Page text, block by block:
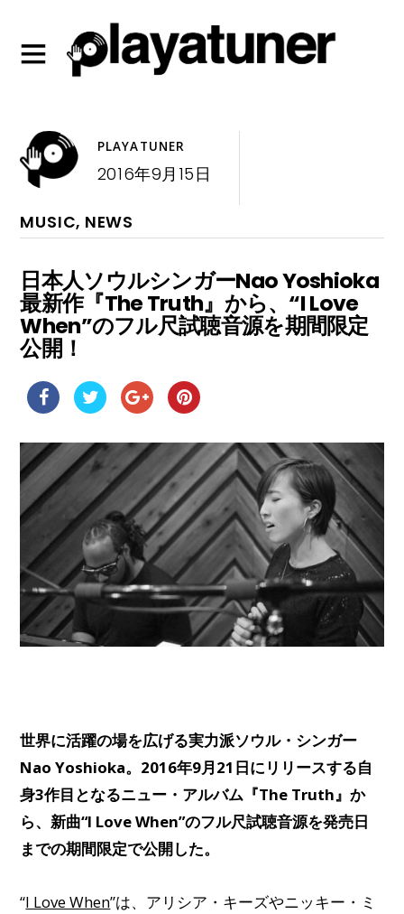
PLAYATUNER
2016年9月15日
MUSIC, NEWS
日本人ソウルシンガーNao Yoshioka
最新作『The Truth』から、“I Love
When”のフル尺試聴音源を期間限定
公開！
世界に活躍の場を広げる実力派ソウル・シンガー
Nao Yoshioka。2016年9月21日にリリースする自
身3作目となるニュー・アルバム『The Truth』か
ら、新曲“I Love When”のフル尺試聴音源を発売日
までの期間限定で公開した。
“I Love When”は、アリシア・キーズやニッキー・ミ